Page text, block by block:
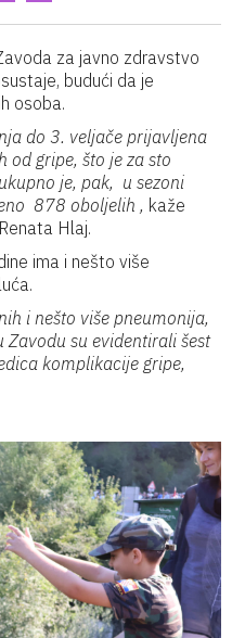
za javno zdravstvo
budući da je
osoba.
do 3. veljače prijavljena
od gripe, što je za sto
je, pak, u sezoni
878 oboljelih , kaže
Hlaj.
ima i nešto više
i nešto više pneumonija,
Zavodu su evidentirali šest
komplikacije gripe,